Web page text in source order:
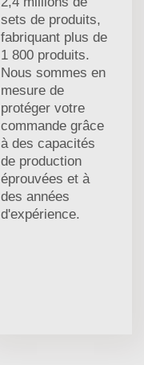
sets de produits,
fabriquant plus de
1 800 produits.
Nous sommes en
mesure de
protéger votre
commande grâce
à des capacités
de production
éprouvées et à
des années
d'expérience.